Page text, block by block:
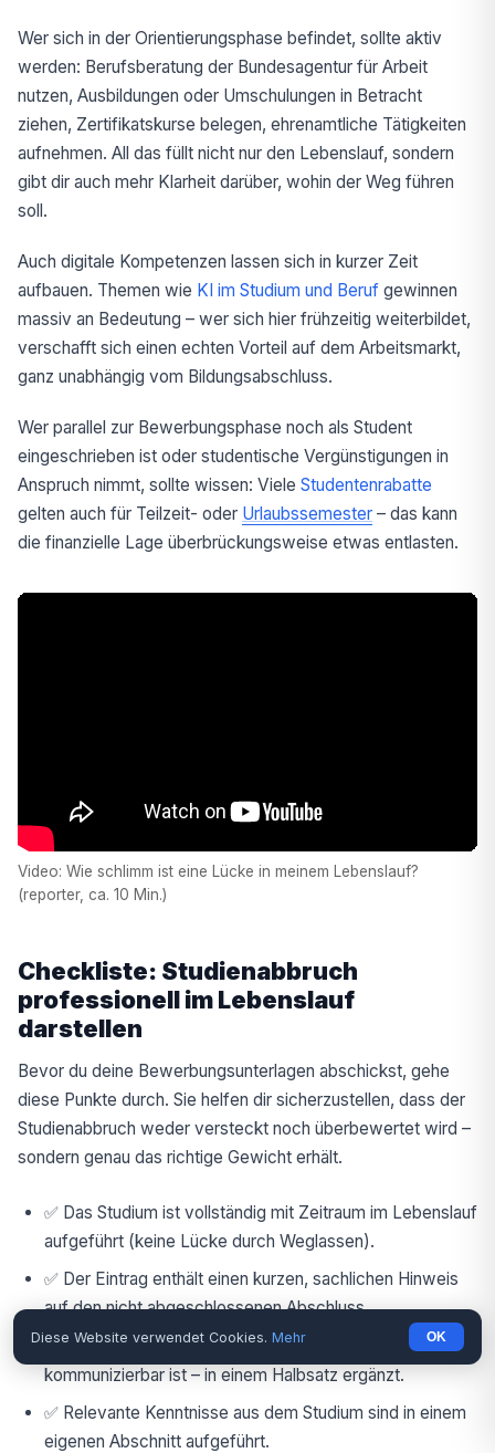
Wer sich in der Orientierungsphase befindet, sollte aktiv
werden: Berufsberatung der Bundesagentur für Arbeit
nutzen, Ausbildungen oder Umschulungen in Betracht
ziehen, Zertifikatskurse belegen, ehrenamtliche Tätigkeiten
aufnehmen. All das füllt nicht nur den Lebenslauf, sondern
gibt dir auch mehr Klarheit darüber, wohin der Weg führen
soll.
Auch digitale Kompetenzen lassen sich in kurzer Zeit
aufbauen. Themen wie KI im Studium und Beruf gewinnen
massiv an Bedeutung – wer sich hier frühzeitig weiterbildet,
verschafft sich einen echten Vorteil auf dem Arbeitsmarkt,
ganz unabhängig vom Bildungsabschluss.
Wer parallel zur Bewerbungsphase noch als Student
eingeschrieben ist oder studentische Vergünstigungen in
Anspruch nimmt, sollte wissen: Viele Studentenrabatte
gelten auch für Teilzeit- oder Urlaubssemester – das kann
die finanzielle Lage überbrückungsweise etwas entlasten.
Video: Wie schlimm ist eine Lücke in meinem Lebenslauf?
(reporter, ca. 10 Min.)
Checkliste: Studienabbruch
professionell im Lebenslauf
darstellen
Bevor du deine Bewerbungsunterlagen abschickst, gehe
diese Punkte durch. Sie helfen dir sicherzustellen, dass der
Studienabbruch weder versteckt noch überbewertet wird –
sondern genau das richtige Gewicht erhält.
✅ Das Studium ist vollständig mit Zeitraum im Lebenslauf
aufgeführt (keine Lücke durch Weglassen).
✅ Der Eintrag enthält einen kurzen, sachlichen Hinweis
auf den nicht abgeschlossenen Abschluss.
✅ Der Abbruchgrund ist – sofern er positiv
kommunizierbar ist – in einem Halbsatz ergänzt.
✅ Relevante Kenntnisse aus dem Studium sind in einem
eigenen Abschnitt aufgeführt.
Diese Website verwendet Cookies. Mehr OK